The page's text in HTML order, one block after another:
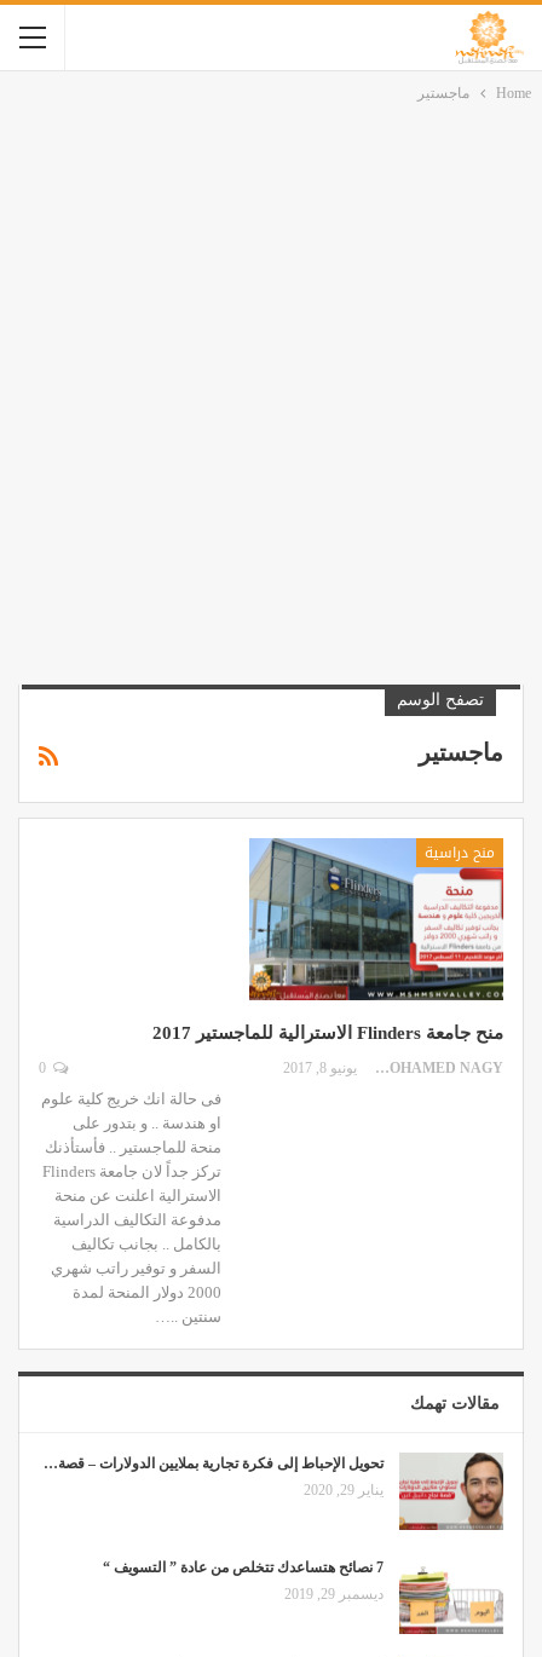
Home ماجستير
تصفح الوسم
ماجستير
منح دراسية
منح جامعة Flinders الاسترالية للماجستير 2017
MOHAMED NAGY يونيو 8, 2017
فى حالة انك خريج كلية علوم
او هندسة .. و بتدور على
منحة للماجستير .. فأستأذنك
تركز جداً لان جامعة Flinders
الاسترالية اعلنت عن منحة
مدفوعة التكاليف الدراسية
بالكامل .. بجانب تكاليف
السفر و توفير راتب شهري
2000 دولار المنحة لمدة
سنتين ..…
مقالات تهمك
تحويل الإحباط إلى فكرة تجارية بملايين الدولارات – قصة…
يناير 29, 2020
7 نصائح هتساعدك تتخلص من عادة ” التسويف “
ديسمبر 29, 2019